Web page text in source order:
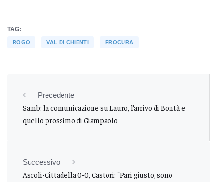
TAG:
ROGO VAL DI CHIENTI PROCURA
Precedente
Samb: la comunicazione su Lauro, l’arrivo di Bontà e
quello prossimo di Giampaolo
Successivo
Ascoli-Cittadella 0-0, Castori: "Pari giusto, sono